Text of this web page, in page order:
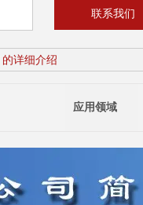
联系我们
的详细介绍
应用领域